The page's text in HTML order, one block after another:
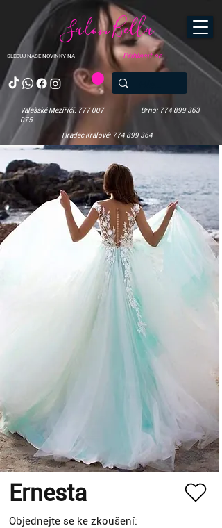
SLEDUJ NAŠE NOVINKY NA
Salon Bella
Valašské Meziříčí: 777 007
075
Brno: 774 899 363
Hradec Králové: 774 899 364
Přihlásit se
Ernesta
Objednejte se ke zkoušení: